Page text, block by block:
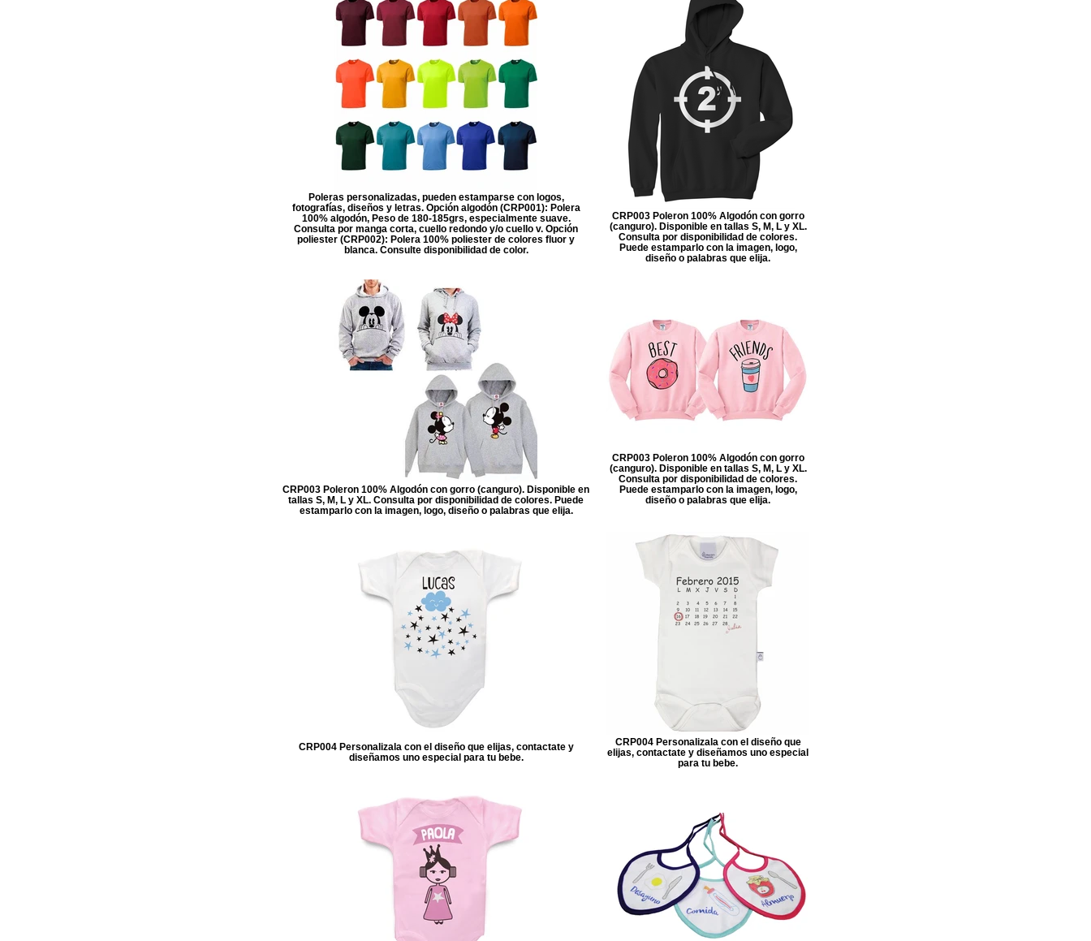
Poleras personalizadas, pueden estamparse con logos,
fotografías, diseños y letras. Opción algodón (CRP001): Polera
100% algodón, Peso de 180-185grs, especialmente suave.
Consulta por manga corta, cuello redondo y/o cuello v. Opción
poliester (CRP002): Polera 100% poliester de colores fluor y
blanca. Consulte disponibilidad de color.
CRP003 Poleron 100% Algodón con gorro
(canguro). Disponible en tallas S, M, L y XL.
Consulta por disponibilidad de colores.
Puede estamparlo con la imagen, logo,
diseño o palabras que elija.
CRP003 Poleron 100% Algodón con gorro (canguro). Disponible en
tallas S, M, L y XL. Consulta por disponibilidad de colores. Puede
estamparlo con la imagen, logo, diseño o palabras que elija.
CRP003 Poleron 100% Algodón con gorro
(canguro). Disponible en tallas S, M, L y XL.
Consulta por disponibilidad de colores.
Puede estamparlo con la imagen, logo,
diseño o palabras que elija.
CRP004 Personalizala con el diseño que elijas, contactate y
diseñamos uno especial para tu bebe.
CRP004 Personalizala con el diseño que
elijas, contactate y diseñamos uno especial
para tu bebe.